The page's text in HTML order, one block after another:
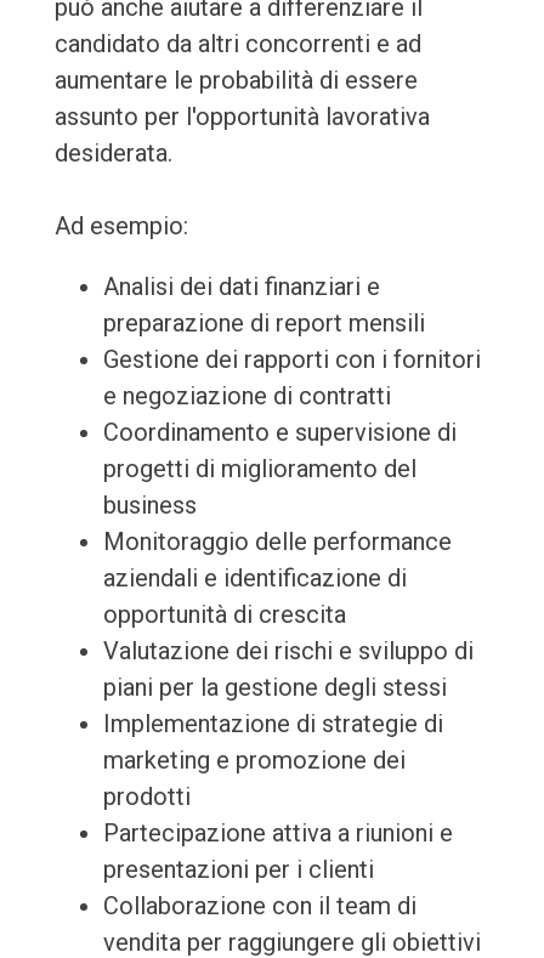
può anche aiutare a differenziare il
candidato da altri concorrenti e ad
aumentare le probabilità di essere
assunto per l'opportunità lavorativa
desiderata.
Ad esempio:
Analisi dei dati finanziari e
preparazione di report mensili
Gestione dei rapporti con i fornitori
e negoziazione di contratti
Coordinamento e supervisione di
progetti di miglioramento del
business
Monitoraggio delle performance
aziendali e identificazione di
opportunità di crescita
Valutazione dei rischi e sviluppo di
piani per la gestione degli stessi
Implementazione di strategie di
marketing e promozione dei
prodotti
Partecipazione attiva a riunioni e
presentazioni per i clienti
Collaborazione con il team di
vendita per raggiungere gli obiettivi